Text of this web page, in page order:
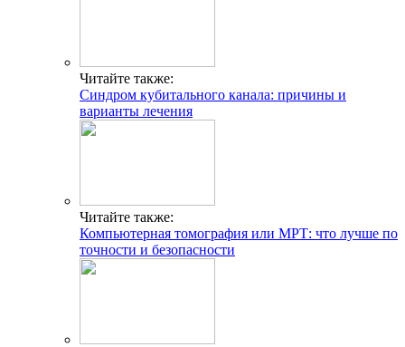
Читайте также:
Синдром кубитального канала: причины и
варианты лечения
Читайте также:
Компьютерная томография или МРТ: что лучше по
точности и безопасности